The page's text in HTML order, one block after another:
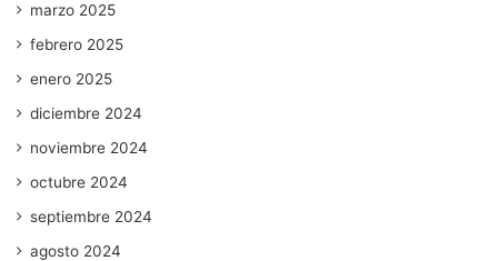
marzo 2025
febrero 2025
enero 2025
diciembre 2024
noviembre 2024
octubre 2024
septiembre 2024
agosto 2024